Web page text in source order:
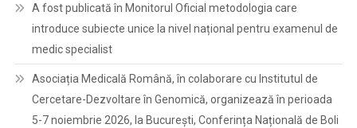
A fost publicată în Monitorul Oficial metodologia care
introduce subiecte unice la nivel național pentru examenul de
medic specialist
Asociația Medicală Română, în colaborare cu Institutul de
Cercetare-Dezvoltare în Genomică, organizează în perioada
5-7 noiembrie 2026, la București, Conferința Națională de Boli